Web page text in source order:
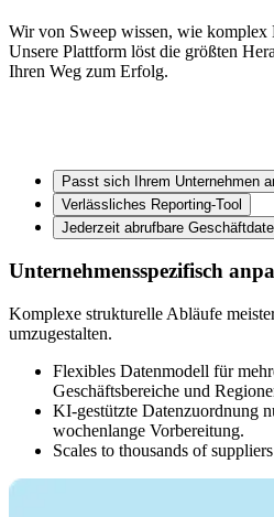
Wir von Sweep wissen, wie komplex
Unsere Plattform löst die größten
Ihren Weg zum Erfolg.
Passt sich Ihrem Unternehmen
Verlässliches Reporting-Tool
Jederzeit abrufbare
Unternehmensspezifisch
Komplexe strukturelle Abläufe
umzugestalten.
Flexibles Datenmodell für
Geschäftsbereiche und
KI-gestützte Datenzuordnung
wochenlange Vorbereitung.
Scales to thousands of